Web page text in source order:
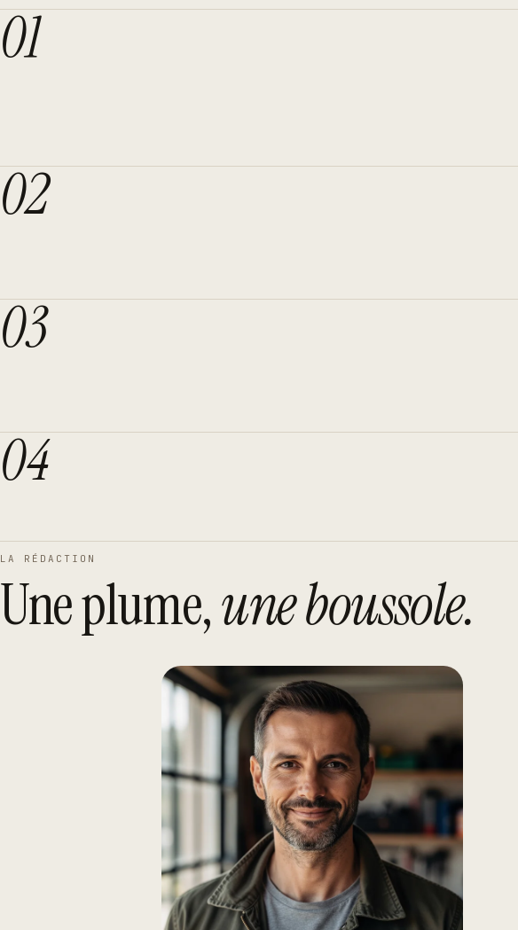
01
02
03
04
LA RÉDACTION
Une plume,une boussole.